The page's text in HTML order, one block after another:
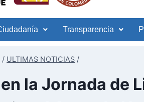
Transparencia
/ ULTIMAS NOTICIAS /
la Jornada de